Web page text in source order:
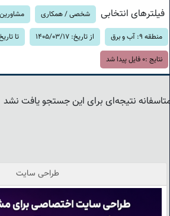
فیلترهای انتخابی شخصی / همکاری
منطقه 9: آب و برق از تاریخ: 1405/03/17 تا تاریخ: 1405/
نتایج :0 فایل پیدا شد
نتیجه‌ای برای این جستجو یافت نشد
طراحی سایت